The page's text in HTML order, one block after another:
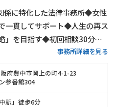
係に特化した法律事務所◆女性
一貫してサポート◆人生の再ス
」を目指す◆初回相談30分無
フォローアップあり事務所詳細を見る
府豊中市岡上の町4-1-23
参番館304
駅」徒歩6分